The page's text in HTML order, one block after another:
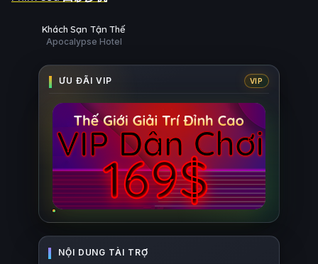
chiếu
Khách Sạn Tận Thế
Apocalypse Hotel